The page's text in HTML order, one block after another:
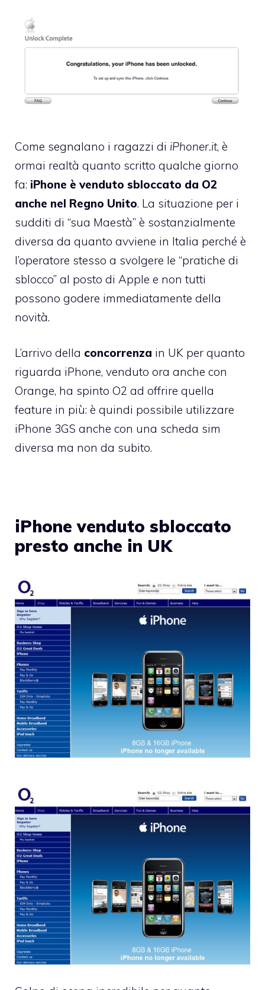
Come segnalano i ragazzi di iPhoner.it, è
ormai realtà quanto scritto qualche giorno
fa: iPhone è venduto sbloccato da O2
anche nel Regno Unito. La situazione per i
sudditi di “sua Maestà” è sostanzialmente
diversa da quanto avviene in Italia perché è
l’operatore stesso a svolgere le “pratiche di
sblocco” al posto di Apple e non tutti
possono godere immediatamente della
novità.
L’arrivo della concorrenza in UK per quanto
riguarda iPhone, venduto ora anche con
Orange, ha spinto O2 ad offrire quella
feature in più: è quindi possibile utilizzare
iPhone 3GS anche con una scheda sim
diversa ma non da subito.
iPhone venduto sbloccato
presto anche in UK